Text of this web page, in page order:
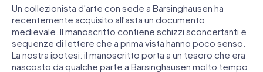
Un collezionista d'arte con sede a Barsinghausen ha
recentemente acquisito all'asta un documento
medievale. Il manoscritto contiene schizzi sconcertanti e
sequenze di lettere che a prima vista hanno poco senso.
La nostra ipotesi: il manoscritto porta a un tesoro che era
nascosto da qualche parte a Barsinghausen molto tempo